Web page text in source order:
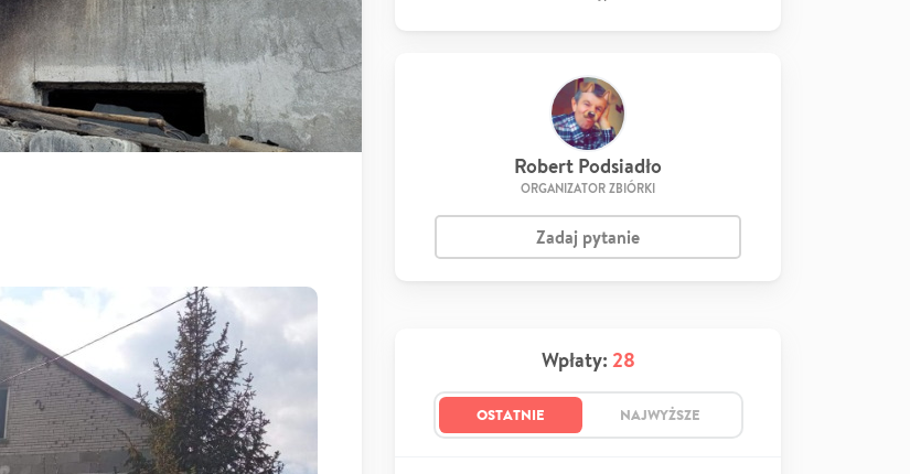
Robert Podsiadło
ORGANIZATOR ZBIÓRKI
Zadaj pytanie
Wpłaty: 28
OSTATNIE NAJWYŻSZE